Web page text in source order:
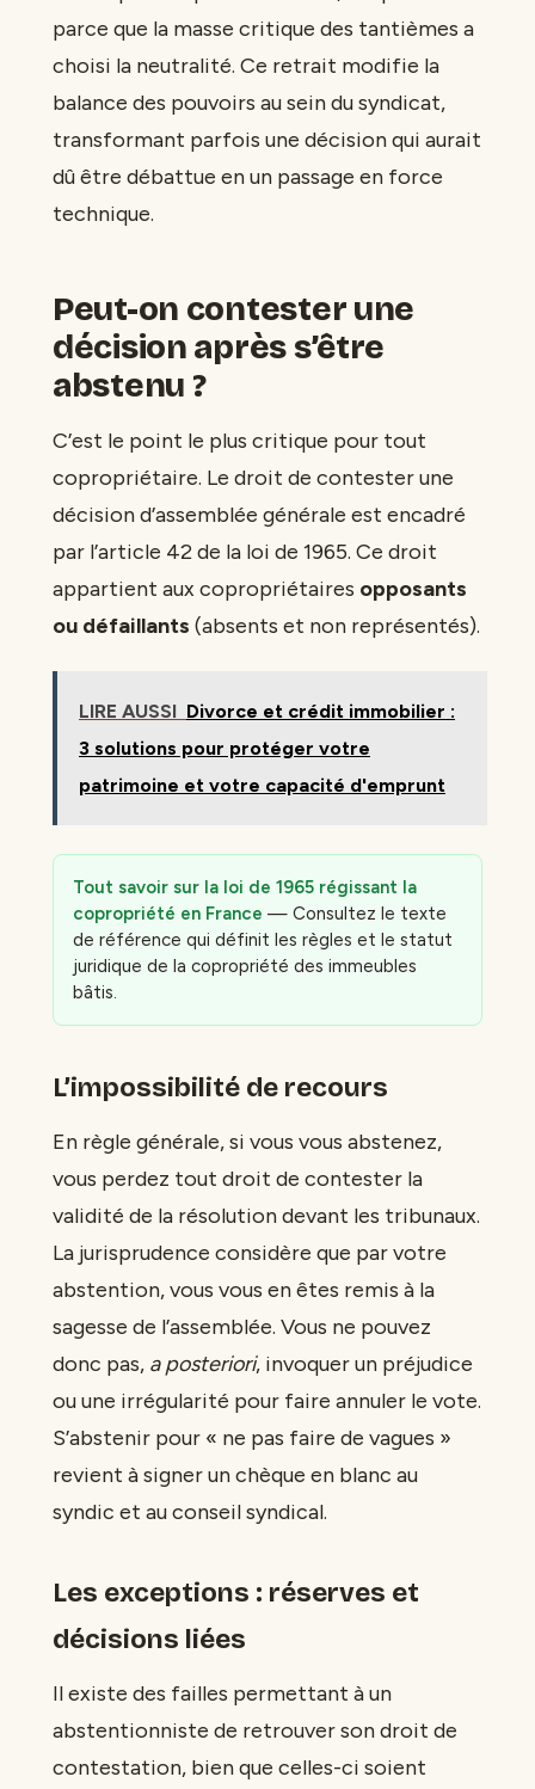
parce que la masse critique des tantièmes a
choisi la neutralité. Ce retrait modifie la
balance des pouvoirs au sein du syndicat,
transformant parfois une décision qui aurait
dû être débattue en un passage en force
technique.
Peut-on contester une
décision après s’être
abstenu ?
C’est le point le plus critique pour tout
copropriétaire. Le droit de contester une
décision d’assemblée générale est encadré
par l’article 42 de la loi de 1965. Ce droit
appartient aux copropriétaires opposants
ou défaillants (absents et non représentés).
LIRE AUSSI Divorce et crédit immobilier :
3 solutions pour protéger votre
patrimoine et votre capacité d'emprunt
Tout savoir sur la loi de 1965 régissant la
copropriété en France — Consultez le texte
de référence qui définit les règles et le statut
juridique de la copropriété des immeubles
bâtis.
L’impossibilité de recours
En règle générale, si vous vous abstenez,
vous perdez tout droit de contester la
validité de la résolution devant les tribunaux.
La jurisprudence considère que par votre
abstention, vous vous en êtes remis à la
sagesse de l’assemblée. Vous ne pouvez
donc pas, a posteriori, invoquer un préjudice
ou une irrégularité pour faire annuler le vote.
S’abstenir pour « ne pas faire de vagues »
revient à signer un chèque en blanc au
syndic et au conseil syndical.
Les exceptions : réserves et
décisions liées
Il existe des failles permettant à un
abstentionniste de retrouver son droit de
contestation, bien que celles-ci soient